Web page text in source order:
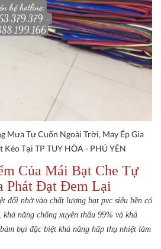
Mưa Tự Cuốn Ngoài Trời, May Ép Gia
Tại TP TUY HÒA - PHÚ YÊN
Của Mái Bạt Che Tự
Phát Đạt Đem Lại
đối nhờ vào chất lượng bạt pvc siêu bền có
năng chống xuyên thấu 99% và khả
bụi đặc biệt khả năng hấp thụ nhiệt làm